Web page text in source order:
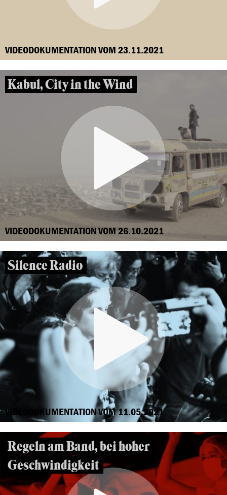
VIDEODOKUMENTATION VOM 23.11.2021
Kabul, City in the Wind
VIDEODOKUMENTATION VOM 26.10.2021
Silence Radio
VIDEODOKUMENTATION VOM 11.05.2021
Regeln am Band, bei hoher
Geschwindigkeit